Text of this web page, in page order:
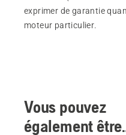
exprimer de garantie
moteur particulier.
Vous pouvez
également être